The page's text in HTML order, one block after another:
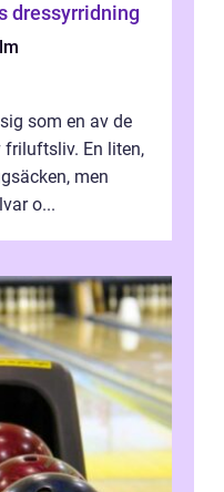
dressyrridning
som en av de
En liten,
men
o...